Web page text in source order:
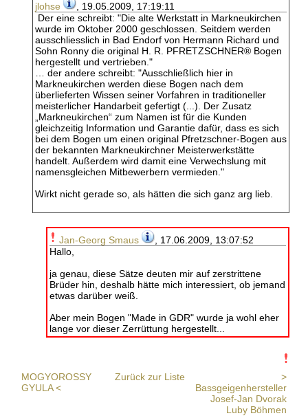
jlohse
, 19.05.2009, 17:19:11
Der eine schreibt: "Die alte Werkstatt in Markneukirchen
wurde im Oktober 2000 geschlossen. Seitdem werden
ausschliesslich in Bad Endorf von Hermann Richard und
Sohn Ronny die original H. R. PFRETZSCHNER® Bogen
hergestellt und vertrieben."
… der andere schreibt: "Ausschließlich hier in
Markneukirchen werden diese Bogen nach dem
überlieferten Wissen seiner Vorfahren in traditioneller
meisterlicher Handarbeit gefertigt (...). Der Zusatz
„Markneukirchen“ zum Namen ist für die Kunden
gleichzeitig Information und Garantie dafür, dass es sich
bei dem Bogen um einen original Pfretzschner-Bogen aus
der bekannten Markneukirchner Meisterwerkstätte
handelt. Außerdem wird damit eine Verwechslung mit
namensgleichen Mitbewerbern vermieden."
Wirkt nicht gerade so, als hätten die sich ganz arg lieb.
Jan-Georg Smaus
, 17.06.2009, 13:07:52
Hallo,
ja genau, diese Sätze deuten mir auf zerstrittene
Brüder hin, deshalb hätte mich interessiert, ob jemand
etwas darüber weiß.
Aber mein Bogen "Made in GDR" wurde ja wohl eher
lange vor dieser Zerrüttung hergestellt...
MOGYOROSSY
GYULA <
Zurück zur Liste
>
Bassgeigenhersteller
Josef-Jan Dvorak
Luby Böhmen